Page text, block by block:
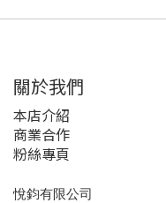
關於我們
本店介紹
商業合作
粉絲專頁
悅鈞有限公司